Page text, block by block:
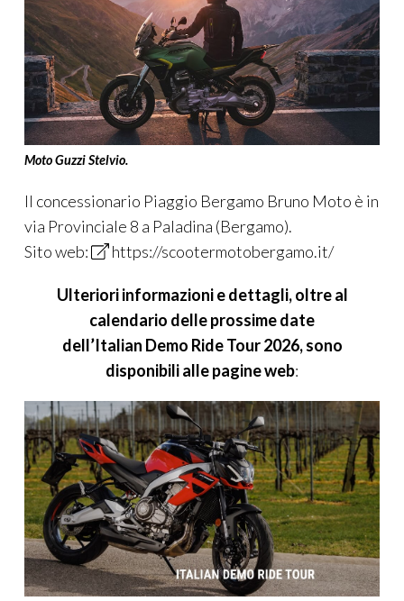
Moto Guzzi Stelvio.
Il concessionario Piaggio Bergamo Bruno Moto è in
via Provinciale 8 a Paladina (Bergamo).
Sito web:
https://scootermotobergamo.it/
Ulteriori informazioni e dettagli, oltre al
calendario delle prossime date
dell’Italian Demo Ride Tour2026, sono
disponibili alle pagine web: